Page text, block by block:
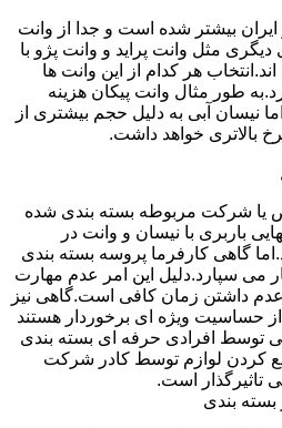
بیشتر شده است و جدا از وانت
مثل وانت پراید و وانت پژو با
هر کدام از این وانت ها
طور مثال وانت پیکان هزینه
نیسان آبی به دلیل حجم بیشتری از
بالاتری خواهد داشت.
یا شرکت مربوطه بسته بندی شده
باربری با نیسان و وانت در
گاهی کارفرما پروسه بسته بندی
می سپارد.دلیل این امر عدم مهارت
عدم داشتن زمان کافی است.گاهی نیز
حساسیت ویژه ای برخوردار هستند
توسط افرادی حرفه ای بسته بندی
کردن لوازم توسط کادر شرکت
تاثیرگذار است.
بسته بندی